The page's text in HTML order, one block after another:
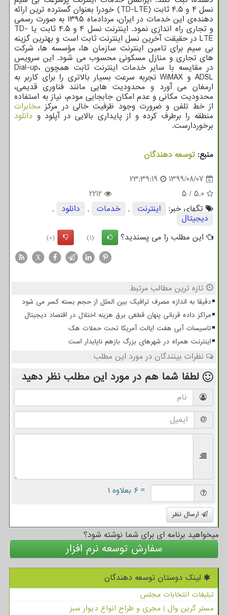
نسل ۴ و ۴.۵ ثابت (TD-LTE) خودرا بعنوان گسترده ترین ارائه
دهنده‌ی این خدمات در ایران، مردادماه ۱۳۹۵ به صورت رسمی
و تجاری راه اندازی نمود. اینترنت نسل ۴ و ۴.۵ ثابت یا TD-
LTE در حقیقت آخرین نسل اینترنت ثابت است و بهترین گزینه
بی سیم برای تامین اینترنت سازمان ها، مؤسسه ها، شرکت
های تجاری و منازل مسکونی محسوب می شود. این سرویس
در مقایسه با سایر خدمات اینترنت ثابت همچون Dial-up،
ADSL و WiMAX تجربه سرعت بسیار بالاتری را برای کاربر به
ارمغان می آورد و محدودیت هایی مانند فناوری قدیمی،
محدودیت مکانی و عدم امکان جابجایی مودم، نیاز به استفاده
از خط تلفن و ضرورت وجود ظرفیت خالی در مرکز مخابرات
منطقه را برطرف کرده و از پایداری بالایی در آپلود و دانلود
برخوردارست.
منبع: توسعه دهندگان
1399/08/07
23:39:19
5.0
/
5
2212
تگهای خبر:
اینترنت , خدمات , دانلود ,
دیجیتال
این مطلب را می پسندید؟
(1)
(0)
X
تازه ترین مطالب مرتبط
دقیقا به اندازه مصرف ترافیک بین الملل از حجم بسته کسر می شود
مراکز داده قربانی پنهان قطعی برق هزینه اختلال در اقتصاد دیجیتال
تاسیسات آبی هفت ایالت آمریکا تحت حملات هک
اینترنت همراه در شهرهای بزرگ بازهم ناپایدار است
نظرات بینندگان در مورد این مطلب
لطفا شما هم در مورد این مطلب نظر دهید
= ۶ بعلاوه ۱
ارسال نظر
میخواهید برنامه ای برای شما نوشته شود؟
سفارش توسعه نرم افزار
لینک دوستان توسعه دهندگان
تبلیغات انتخابات مجلس
مستر گرین وال | مجری و طراح انواع دیوار سبز